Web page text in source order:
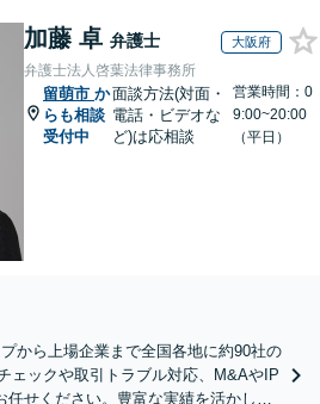
加藤 卓 弁護士 大阪府
弁護士法人啓葉法律事務所
留萌市 か
らも相談
受付中
面談方法(対面・
電話・ビデオな
ど)は応相談
営業時間：0
9:00~20:00
（平日）
から上場企業まで全国各地に約90社の
ェックや取引トラブル対応、M&AやIP
任せください。豊富な実績を活かし的